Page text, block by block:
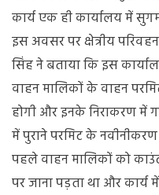
कार्य एक ही कार्यालय में
इस अवसर पर क्षेत्रीय
सिंह ने बताया कि इस
वाहन मालिकों के वाहन
होगी और इनके निराकरण में
में पुराने परमिट के
पहले वाहन मालिकों को
पर जाना पड़ता था और कार्य